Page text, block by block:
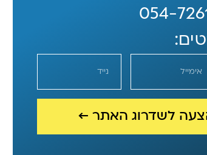
לשדרוג האתר ←